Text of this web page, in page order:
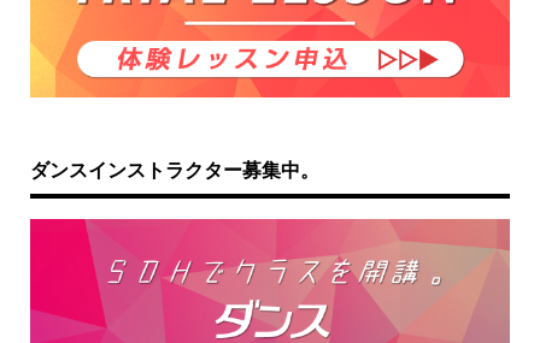
ダンスインストラクター募集中。